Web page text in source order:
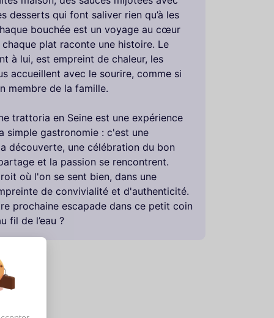
desserts qui font saliver rien qu’à les
bouchée est un voyage au cœur
chaque plat raconte une histoire. Le
à lui, est empreint de chaleur, les
accueillent avec le sourire, comme si
membre de la famille.
trattoria en Seine est une expérience
simple gastronomie : c'est une
découverte, une célébration du bon
et la passion se rencontrent.
où l'on se sent bien, dans une
de convivialité et d'authenticité.
prochaine escapade dans ce petit coin
fil de l’eau ?